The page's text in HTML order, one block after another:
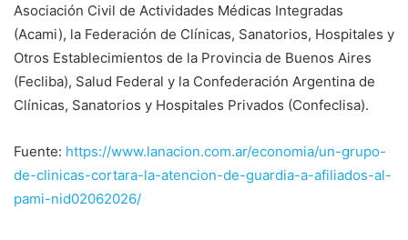
Asociación Civil de Actividades Médicas Integradas
(Acami), la Federación de Clínicas, Sanatorios, Hospitales y
Otros Establecimientos de la Provincia de Buenos Aires
(Fecliba), Salud Federal y la Confederación Argentina de
Clínicas, Sanatorios y Hospitales Privados (Confeclisa).
Fuente: https://www.lanacion.com.ar/economia/un-grupo-
de-clinicas-cortara-la-atencion-de-guardia-a-afiliados-al-
pami-nid02062026/